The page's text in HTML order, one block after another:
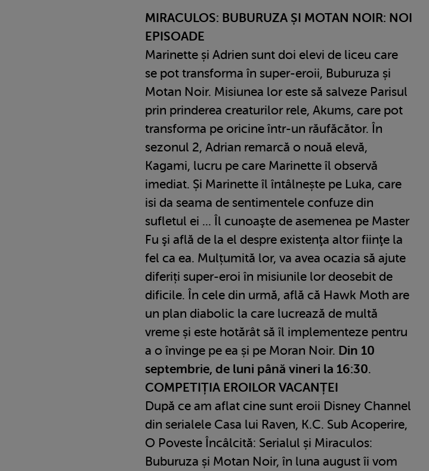
MIRACULOS: BUBURUZA ȘI MOTAN NOIR: NOI
EPISOADE
Marinette și Adrien sunt doi elevi de liceu care
se pot transforma în super-eroii, Buburuza și
Motan Noir. Misiunea lor este să salveze Parisul
prin prinderea creaturilor rele, Akums, care pot
transforma pe oricine într-un răufăcător. În
sezonul 2, Adrian remarcă o nouă elevă,
Kagami, lucru pe care Marinette îl observă
imediat. Și Marinette îl întâlnește pe Luka, care
isi da seama de sentimentele confuze din
sufletul ei ... Îl cunoaşte de asemenea pe Master
Fu şi află de la el despre existenţa altor fiinţe la
fel ca ea. Mulțumită lor, va avea ocazia să ajute
diferiți super-eroi în misiunile lor deosebit de
dificile. În cele din urmă, află că Hawk Moth are
un plan diabolic la care lucrează de multă
vreme și este hotărât să îl implementeze pentru
a o învinge pe ea și pe Moran Noir. Din 10
septembrie, de luni până vineri la 16:30.
COMPETIȚIA EROILOR VACANȚEI
După ce am aflat cine sunt eroii Disney Channel
din serialele Casa lui Raven, K.C. Sub Acoperire,
O Poveste Încâlcită: Serialul și Miraculos:
Buburuza și Motan Noir, în luna august îi vom